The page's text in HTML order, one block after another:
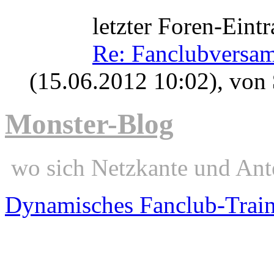
letzter Foren-
Re:
(15.06.2012 10:02), von
Monster-Blog
wo sich Netzkante und
Dynamisches Fanclub-